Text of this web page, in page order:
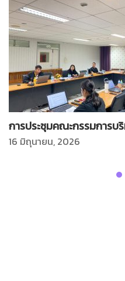
การประชุมคณะกรรมการบ
16 มิถุนายน, 2026